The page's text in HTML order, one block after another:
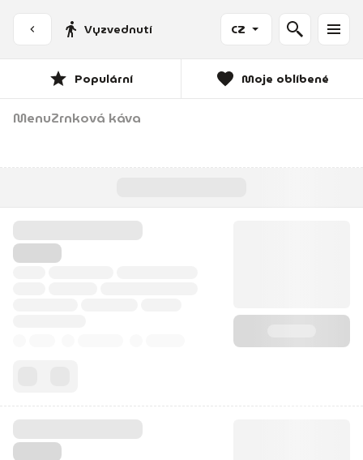
Vyzvednutí CZ
Populární Moje oblíbené
MenuZrnková káva